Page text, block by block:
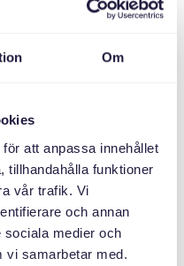
Om
att anpassa innehållet
tillhandahålla funktioner
vår trafik. Vi
och annan
sociala medier och
vi samarbetar med.